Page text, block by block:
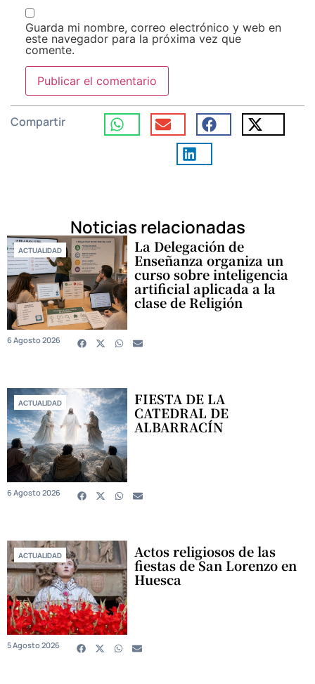
Guarda mi nombre, correo electrónico y web en
este navegador para la próxima vez que
comente.
Compartir
Noticias relacionadas
ACTUALIDAD La Delegación de
Enseñanza organiza un
curso sobre inteligencia
artificial aplicada a la
clase de Religión
6 Agosto 2026
ACTUALIDAD FIESTA DE LA
CATEDRAL DE
ALBARRACÍN
6 Agosto 2026
ACTUALIDAD Actos religiosos de las
fiestas de San Lorenzo en
Huesca
5 Agosto 2026